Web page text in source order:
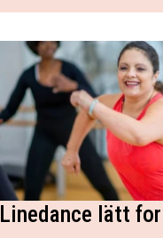
Linedance lätt